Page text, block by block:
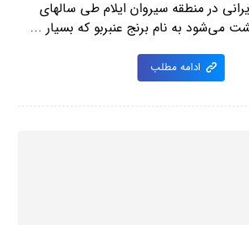
در منطقه سیروان ایلام طی سالهای
می‌شود به نام برنج عنبربو که بسیار ...
ادامه مطلب